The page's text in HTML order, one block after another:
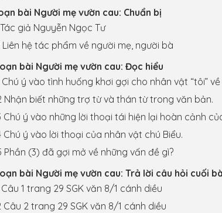
bài Người mẹ vườn cau: Chuẩn bị
Tác giả Nguyễn Ngọc Tư
Liên hệ tác phẩm về người mẹ, người bà
bài Người mẹ vườn cau: Đọc hiểu
Chú ý vào tình huống khơi gợi cho nhân vật “tôi”
Nhận biết những trợ từ và thán từ trong văn bản.
Chú ý vào những lời thoại tái hiện lại hoàn cảnh
Chú ý vào lời thoại của nhân vật chú Biểu.
Phần (3) đã gợi mở về những vấn đề gì?
bài Người mẹ vườn cau: Trả lời câu hỏi cuối
Câu 1 trang 29 SGK văn 8/1 cánh diều
Câu 2 trang 29 SGK văn 8/1 cánh diều